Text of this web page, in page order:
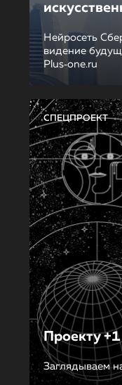
Нейросеть
видение
Plus‑one.ru
СПЕЦПРОЕКТ
Проекту
Заглядываем